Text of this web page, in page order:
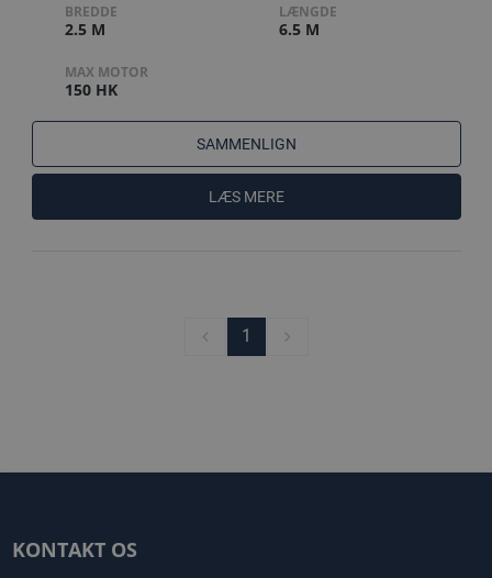
BREDDE
2.5 M
LÆNGDE
6.5 M
MAX MOTOR
150 HK
SAMMENLIGN
LÆS MERE
1
KONTAKT OS